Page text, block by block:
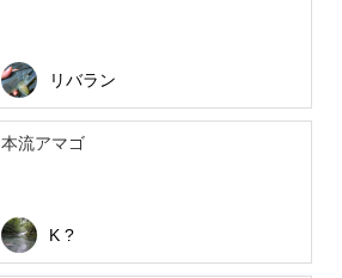
リバラン
本流アマゴ
K ?